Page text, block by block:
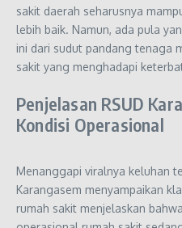
sakit daerah seharusnya
lebih baik. Namun, ada pula
ini dari sudut pandang tenaga
sakit yang menghadapi
Penjelasan RSUD
Kondisi Operasional
Menanggapi viralnya keluhan
Karangasem menyampaikan
rumah sakit menjelaskan